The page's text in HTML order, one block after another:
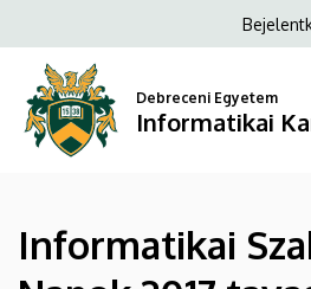
Informatikai
Kar
a
tartalomra
fiók
Debreceni Egyetem
Informatikai
Informatikai